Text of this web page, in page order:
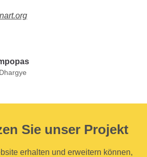
Sie unser Projekt
erhalten und erweitern können,